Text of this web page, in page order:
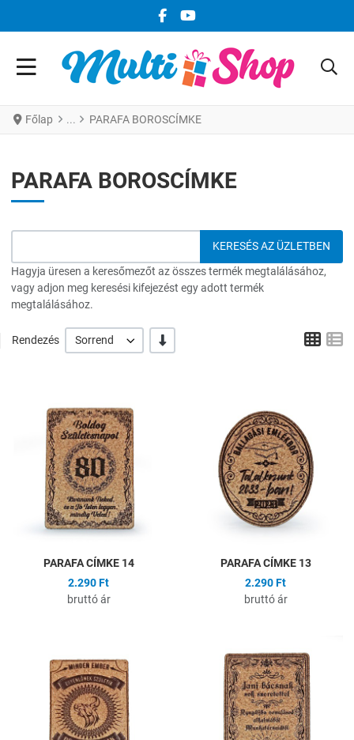
FACEBOOK KÖZÖSSÉGI LINK
YOUTUBE KÖZÖSSÉGI LINK
Főlap PARAFA BOROSCÍMKE
PARAFA BOROSCÍMKE
Hagyja üresen a keresőmezőt az összes termék megtalálásához,
vagy adjon meg keresési kifejezést egy adott termék
megtalálásához.
Rendezés Sorrend -/+ Grid
Összehasonlítás
Gyors nézet
PARAFA CÍMKE 14
2.290 Ft
bruttó ár
PARAFA CÍMKE 13
2.290 Ft
bruttó ár
Összehasonlítás
Gyors nézet